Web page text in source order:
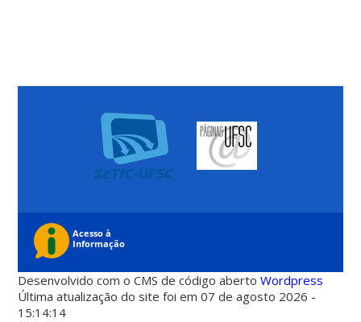
Desenvolvido com o CMS de código abertoWordpress
Última atualização do site foi em 07 de agosto 2026 -
15:14:14